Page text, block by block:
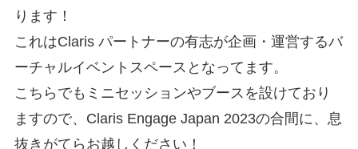
ります！
これはClaris パートナーの有志が企画・運営するバ
ーチャルイベントスペースとなってます。
こちらでもミニセッションやブースを設けており
ますので、Claris Engage Japan 2023の合間に、息
抜きがてらお越しください！